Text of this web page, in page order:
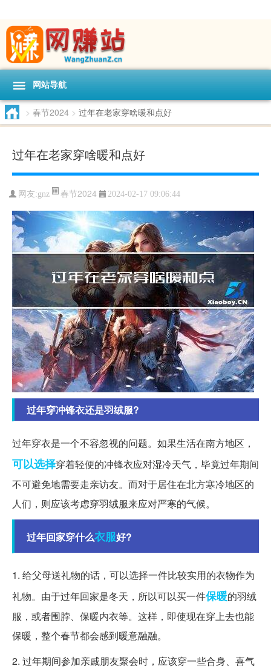
网站导航
> 春节2024 > 过年在老家穿啥暖和点好
过年在老家穿啥暖和点好
网友:gnz 春节2024 2024-02-17 09:06:44
过年穿冲锋衣还是羽绒服?
过年穿衣是一个不容忽视的问题。如果生活在南方地区，
可以选择穿着轻便的冲锋衣应对湿冷天气，毕竟过年期间
不可避免地需要走亲访友。而对于居住在北方寒冷地区的
人们，则应该考虑穿羽绒服来应对严寒的气候。
过年回家穿什么衣服好?
1. 给父母送礼物的话，可以选择一件比较实用的衣物作为
礼物。由于过年回家是冬天，所以可以买一件保暖的羽绒
服，或者围脖、保暖内衣等。这样，即使现在穿上去也能
保暖，整个春节都会感到暖意融融。
2. 过年期间参加亲戚朋友聚会时，应该穿一些合身、喜气